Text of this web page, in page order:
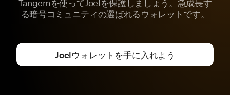
る暗号コミュニティの選ばれるウォレットです。
Joelウォレットを手に入れよう